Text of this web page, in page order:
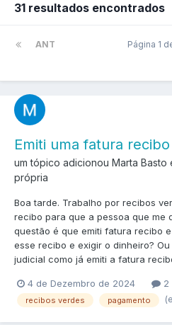
31 resultados encontrados
ANT Página 1
Emiti uma fatura
um tópico adicionou Marta Basto
própria
Boa tarde. Trabalho por recibos
recibo para que a pessoa que me
questão é que emiti fatura recibo
esse recibo e exigir o dinheiro?
judicial como já emiti a fatura
4 de Dezembro de 2024 2
recibos verdes pagamento